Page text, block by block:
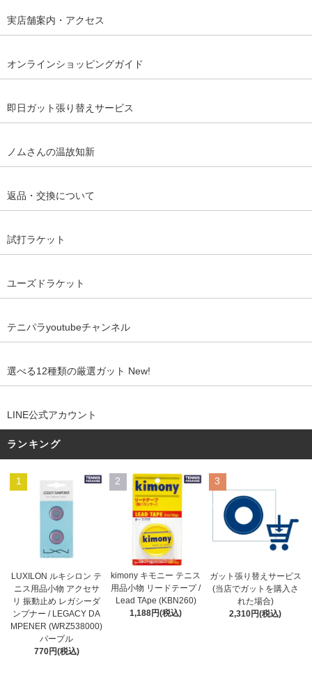
実店舗案内・アクセス
オンラインショッピングガイド
即日ガット張り替えサービス
ノムさんの温故知新
返品・交換について
試打ラケット
ユーズドラケット
テニパラyoutubeチャンネル
選べる12種類の厳選ガット New!
LINE公式アカウント
ランキング
1
LUXILON ルキシロン テ
ニス用品小物 アクセサ
リ 振動止め レガシーダ
ンプナー / LEGACY DA
MPENER (WRZ538000)
パープル
770円(税込)
2
kimony キモニー テニス
用品小物 リードテープ /
Lead TApe (KBN260)
1,188円(税込)
3
ガット張り替えサービス
(当店でガットを購入さ
れた場合)
2,310円(税込)